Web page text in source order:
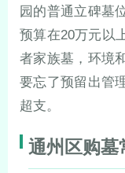
园的普通立碑墓
预算在20万元以
者家族墓，环境
要忘了预留出管
超支。
通州区购墓